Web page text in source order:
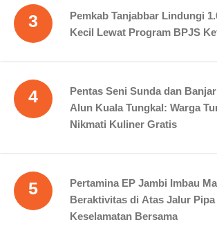
3
Pemkab Tanjabbar Lindungi
Kecil Lewat Program BPJS
4
Pentas Seni Sunda dan
Alun Kuala Tungkal: Warga
Nikmati Kuliner Gratis
5
Pertamina EP Jambi Imbau
Beraktivitas di Atas Jalur Pipa
Keselamatan Bersama